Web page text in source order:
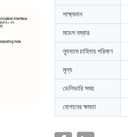
সাক্ষ্যদান
মডেল নম্বার
ন্যূনতম চাহিদার পরিমাণ
মূল্য
ডেলিভারি সময়
যোগানের ক্ষমতা